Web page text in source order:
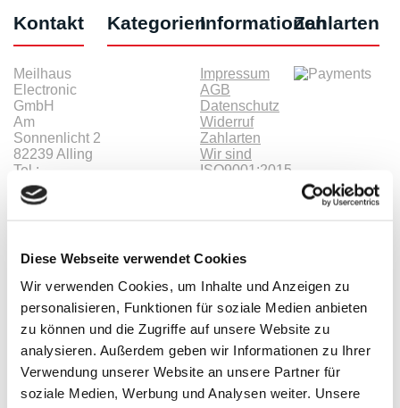
Diese Webseite verwendet Cookies
Wir verwenden Cookies, um Inhalte und Anzeigen zu
personalisieren, Funktionen für soziale Medien anbieten
zu können und die Zugriffe auf unsere Website zu
analysieren. Außerdem geben wir Informationen zu Ihrer
Verwendung unserer Website an unsere Partner für
soziale Medien, Werbung und Analysen weiter. Unsere
Kontakt
Meilhaus
Electronic
GmbH
Am
Sonnenlicht 2
82239 Alling
Tel.:
+49(0)8141/5271-
0
KategorienInformationen
Impressum
AGB
Datenschutz
Widerruf
Zahlarten
Wir sind
ISO9001:2015-
Zahlarten
* Alle Preise inkl. MwSt. |zzgl. Versandkosten
Produkte
Oszilloskope, Logik-Analyse
Tisch-Oszilloskope mit Display
Modular-Oszilloskope, USB, LAN, SoC
Handheld Oszilloskope
Oszilloskope bis 100MHz